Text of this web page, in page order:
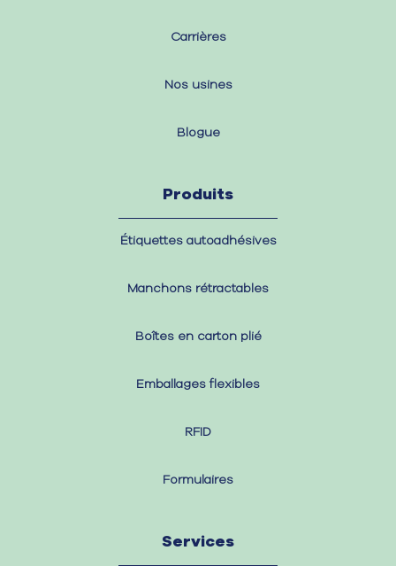
Carrières
Nos usines
Blogue
Produits
Étiquettes autoadhésives
Manchons rétractables
Boîtes en carton plié
Emballages flexibles
RFID
Formulaires
Services